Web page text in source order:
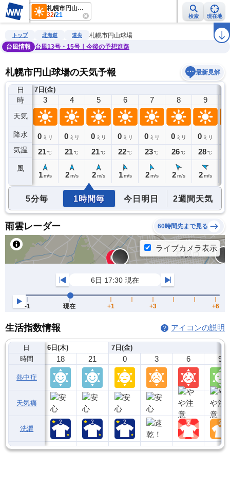
札幌市円山球場
32/21 検索 現在地
雨雲レーダー 台風情報 地震情報 ラ
トップ 北海道 道央
札幌市円山球場
台風情報
台風13号・15号｜今後の予想進路
札幌市円山球場の天気予報 最新見解
日
時
天気
降水
気温
風
7日(金)
2
0ミリ
21℃
3
0 ミリ
21℃
1 m/s
4
0 ミリ
21℃
2 m/s
5
0 ミリ
21℃
2 m/s
6
0 ミリ
22℃
1 m/s
7
0 ミリ
23℃
2 m/s
8
0 ミリ
26℃
2 m/s
9
0 ミリ
28℃
2 m/s
5分毎 1時間毎 今日明日 2週間天気
雨雲レーダー 60時間先まで見る
生活指数情報 アイコンの説明
日
時間
熱中症
天気痛
洗濯
6日(木)
18 21
7日(金)
0 3 6 9